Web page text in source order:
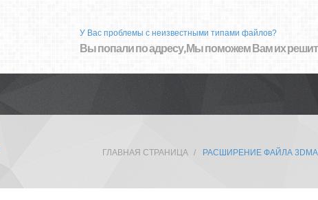
У Вас проблемы с неизвестными типами файлов?
Вы попали по адресу, Мы поможем Вам их
ГЛАВНАЯ СТРАНИЦА РАСШИРЕНИЕ ФАЙЛА